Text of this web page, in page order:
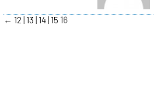
← 12 13 14 15 16